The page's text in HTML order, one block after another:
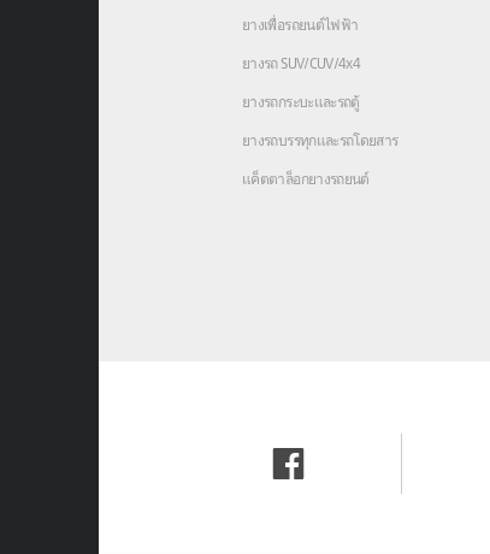
ยางเพื่อรถยนต์ไฟฟ้า
ยางรถ SUV/CUV/4x4
ยางรถกระบะและรถตู้
ยางรถบรรทุกและรถโดยสาร
แค็ตตาล็อกยางรถยนต์